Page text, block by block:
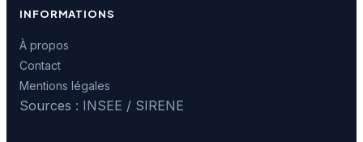
INFORMATIONS
À propos
Contact
Mentions légales
Sources : INSEE / SIRENE